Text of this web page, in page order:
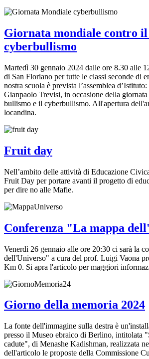
Giornata mondiale contro
cyberbullismo
Martedì 30 gennaio 2024 dalle ore 8.30 alle
di San Floriano per tutte le classi seconde di
nostra scuola è prevista l’assemblea
Gianpaolo Trevisi, in occasione della
bullismo e il cyberbullismo. All'apertura
locandina.
Fruit day
Nell’ambito delle attività di Educazione
Fruit Day per portare avanti il progetto di
per dire no alle Mafie.
Conferenza "La mappa
Venerdì 26 gennaio alle ore 20:30 ci sarà la
dell'Universo" a cura del prof. Luigi Vaona
Km 0. Si apra l'articolo per maggiori
Giorno della memoria 2024
La fonte dell'immagine sulla destra è
presso il Museo ebraico di Berlino, intitolata
cadute", di Menashe Kadishman, realizzata
dell'articolo le proposte della Commissione